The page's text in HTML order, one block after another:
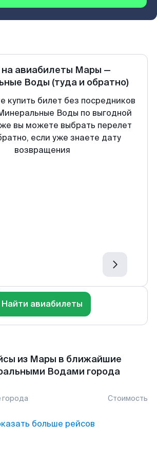
авиабилеты Мары —
Воды (туда и обратно)
купить билет без посредников
Воды по выгодной
вы можете выбрать перелет
если уже знаете дату
возвращения
Найти авиабилеты
из Мары в ближайшие
Водами города
города Стоимость
больше рейсов